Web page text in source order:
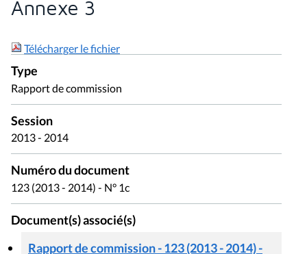
Annexe 3
Télécharger le fichier
Type
Rapport de commission
Session
2013 - 2014
Numéro du document
123 (2013 - 2014) - N° 1c
Document(s) associé(s)
Rapport de commission - 123 (2013 - 2014) -